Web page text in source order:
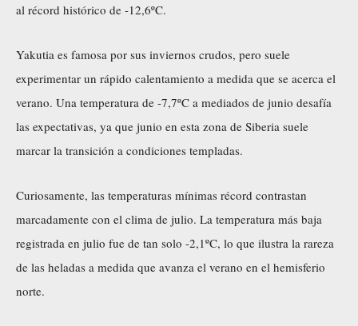
al récord histórico de -12,6ºC.
Yakutia es famosa por sus inviernos crudos, pero suele
experimentar un rápido calentamiento a medida que se acerca el
verano. Una temperatura de -7,7ºC a mediados de junio desafía
las expectativas, ya que junio en esta zona de Siberia suele
marcar la transición a condiciones templadas.
Curiosamente, las temperaturas mínimas récord contrastan
marcadamente con el clima de julio. La temperatura más baja
registrada en julio fue de tan solo -2,1ºC, lo que ilustra la rareza
de las heladas a medida que avanza el verano en el hemisferio
norte.